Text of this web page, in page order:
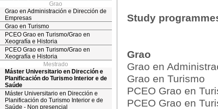
Grao
Grao en Administración e Dirección de
Empresas
Grao en Turismo
PCEO Grao en Turismo/Grao en
Xeografía e Historia
PCEO Grao en Turismo/Grao en
Xeografía e Historia
Mestrado
Máster Universitario en Dirección e
Planificación do Turismo Interior e de
Saúde
Máster Universitario en Dirección e
Planificación do Turismo Interior e de
Saúde - Non presencial
Study
Grao
Grao en
Grao en Turismo
PCEO Grao en
PCEO Grao en